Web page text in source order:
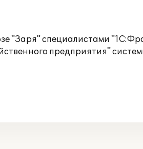
"Заря" специалистами
предприятия"